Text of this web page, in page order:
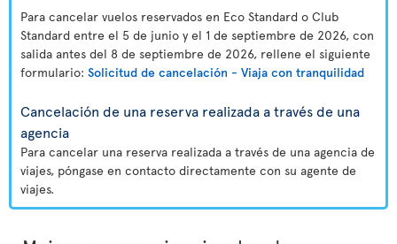
Para cancelar vuelos reservados en Eco Standard o Club
Standard entre el 5 de junio y el 1 de septiembre de 2026, con
salida antes del 8 de septiembre de 2026, rellene el siguiente
formulario: Solicitud de cancelación - Viaja con tranquilidad
Cancelación de una reserva realizada a través de una
agencia
Para cancelar una reserva realizada a través de una agencia de
viajes, póngase en contacto directamente con su agente de
viajes.